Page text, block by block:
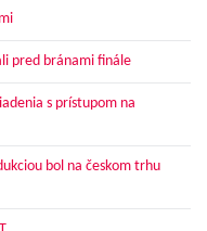
pred bránami finále
s prístupom na
bol na českom trhu